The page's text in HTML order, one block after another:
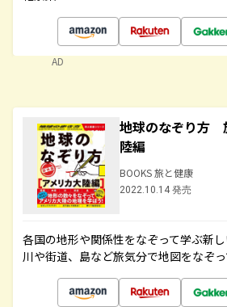
AD
地球のなぞり方
陸編
BOOKS 旅と健康
2022.10.14 発売
各国の地形や関係性をなぞって学ぶ新し
川や街道、島など旅気分で地図をなぞっ